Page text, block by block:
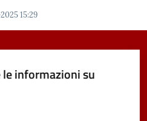
15:29
informazioni su